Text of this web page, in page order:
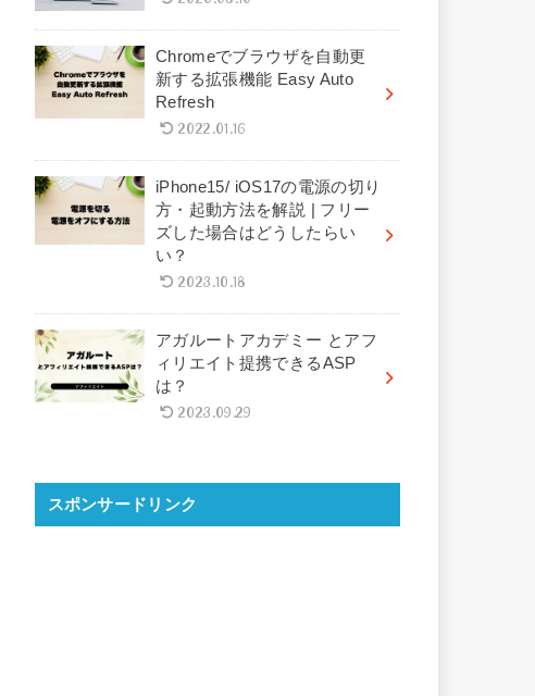
Chromeでブラウザを自動更
新する拡張機能 Easy Auto
Refresh
2022.01.16
iPhone15/ iOS17の電源の切り
方・起動方法を解説 | フリー
ズした場合はどうしたらい
い？
2023.10.18
アガルートアカデミー とアフ
ィリエイト提携できるASP
は？
2023.09.29
スポンサードリンク